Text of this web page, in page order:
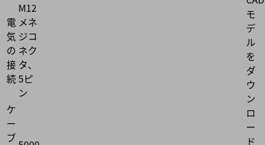
電
気
の
接
続
M12
メネ
ジコ
ネク
タ、
5ピ
ン
ケ
ー
ブ
モ
デ
ル
を
ダ
ウ
ン
ロ
ー
ド